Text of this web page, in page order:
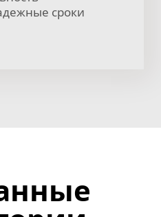
сроки